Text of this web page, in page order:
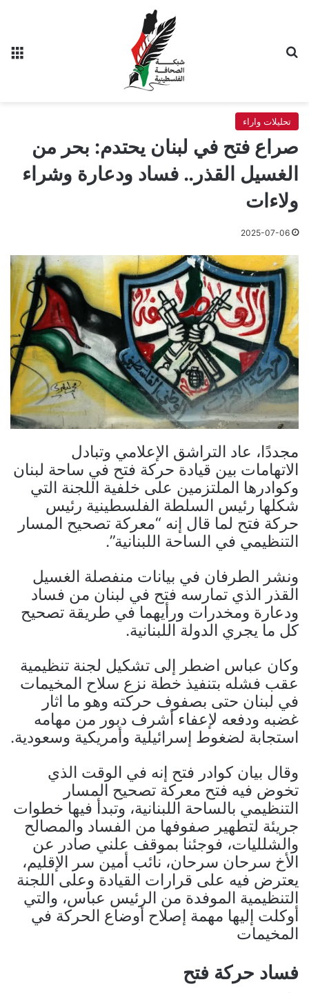
تحليلات واراء
صراع فتح في لبنان يحتدم: بحر من
الغسيل القذر.. فساد ودعارة وشراء
ولاءات
2025-07-06
مجددًا، عاد التراشق الإعلامي وتبادل
الاتهامات بين قيادة حركة فتح في ساحة لبنان
وكوادرها الملتزمين على خلفية اللجنة التي
شكلها رئيس السلطة الفلسطينية رئيس
حركة فتح لما قال إنه “معركة تصحيح المسار
التنظيمي في الساحة اللبنانية”.
ونشر الطرفان في بيانات منفصلة الغسيل
القذر الذي تمارسه فتح في لبنان من فساد
ودعارة ومخدرات ورأيهما في طريقة تصحيح
كل ما يجري الدولة اللبنانية.
وكان عباس اضطر إلى تشكيل لجنة تنظيمية
عقب فشله بتنفيذ خطة نزع سلاح المخيمات
في لبنان حتى بصفوف حركته وهو ما اثار
غضبه ودفعه لإعفاء أشرف دبور من مهامه
استجابة لضغوط إسرائيلية وأمريكية وسعودية.
وقال بيان كوادر فتح إنه في الوقت الذي
تخوض فيه فتح معركة تصحيح المسار
التنظيمي بالساحة اللبنانية، وتبدأ فيها خطوات
جريئة لتطهير صفوفها من الفساد والمصالح
والشلليات، فوجئنا بموقف علني صادر عن
الأخ سرحان سرحان، نائب أمين سر الإقليم،
يعترض فيه على قرارات القيادة وعلى اللجنة
التنظيمية الموفدة من الرئيس عباس، والتي
أوكلت إليها مهمة إصلاح أوضاع الحركة في
المخيمات
فساد حركة فتح